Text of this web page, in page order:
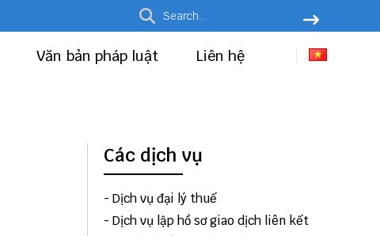
Văn bản pháp luật Liên hệ
Các dịch vụ
- Dịch vụ đại lý thuế
- Dịch vụ lập hồ sơ giao dịch liên kết